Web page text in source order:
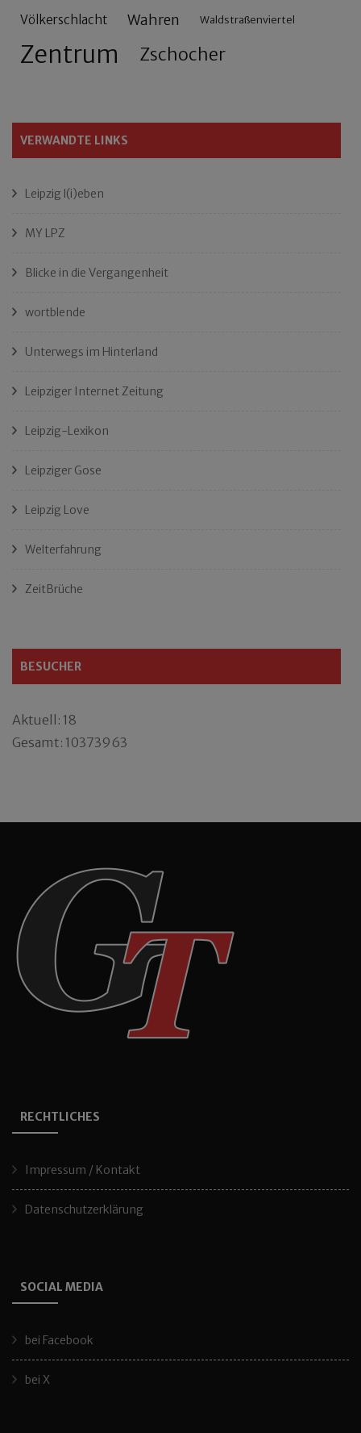
Völkerschlacht Wahren Waldstraßenviertel
Zentrum Zschocher
VERWANDTE LINKS
Leipzig l(i)eben
MY LPZ
Blicke in die Vergangenheit
wortblende
Unterwegs im Hinterland
Leipziger Internet Zeitung
Leipzig-Lexikon
Leipziger Gose
Leipzig Love
Welterfahrung
ZeitBrüche
BESUCHER
Aktuell: 18
Gesamt: 10373963
RECHTLICHES
Impressum / Kontakt
Datenschutzerklärung
SOCIAL MEDIA
bei Facebook
bei X